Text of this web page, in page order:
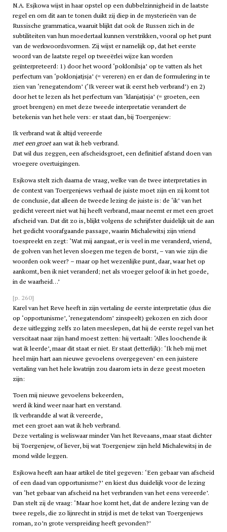
N.A. Esjkowa wijst in haar opstel op een dubbelzinnigheid in de laatste
regel en om dit aan te tonen duikt zij diep in de mysterieën van de
Russische grammatica, waaruit blijkt dat ook de Russen zich in de
subtiliteiten van hun moedertaal kunnen verstrikken, vooral op het punt
van de werkwoordsvormen. Zij wijst er namelijk op, dat het eerste
woord van de laatste regel op tweeërlei wijze kan worden
geïnterpreteerd: 1) door het woord ‘poklonilsja’ op te vatten als het
perfectum van ‘poklonjatjsja’ (= vereren) en er dan de formulering in te
zien van ‘renegatendom’ (‘Ik vereer wat ik eerst heb verbrand’) en 2)
door het te lezen als het perfectum van ‘klanjatjsja’ (= groeten, een
groet brengen) en met deze tweede interpretatie verandert de
betekenis van het hele vers: er staat dan, bij Toergenjew:
Ik verbrand wat ik altijd vereerde
met een groetaan wat ik heb verbrand.
Dat wil dus zeggen, een afscheidsgroet, een definitief afstand doen van
vroegere overtuigingen.
Esjkowa stelt zich daarna de vraag, welke van de twee interpretaties in
de context van Toergenjews verhaal de juiste moet zijn en zij komt tot
de conclusie, dat alleen de tweede lezing de juiste is: de ‘ik’ van het
gedicht vereert niet wat hij heeft verbrand, maar neemt er met een groet
afscheid van. Dat dit zo is, blijkt volgens de schrijfster duidelijk uit de aan
het gedicht voorafgaande passage, waarin Michalewitsj zijn vriend
toespreekt en zegt: ‘Wat mij aangaat, er is veel in me veranderd, vriend,
de golven van het leven sloegen me tegen de borst, – van wie zijn die
woorden ook weer? – maar op het wezenlijke punt, daar, waar het op
aankomt, ben ik niet veranderd; net als vroeger geloof ik in het goede,
in de waarheid…’
[p. 260]
Karel van het Reve heeft in zijn vertaling de eerste interpretatie (dus die
op ‘opportunisme’, ‘renegatendom’ zinspeelt) gekozen en zich door
deze uitlegging zelfs zo laten meeslepen, dat hij de eerste regel van het
verscitaat naar zijn hand moest zetten: hij vertaalt: ‘Alles loochende ik
wat ik leerde’, maar dit staat er niet. Er staat (letterlijk): ‘Ik heb mij met
heel mijn hart aan nieuwe gevoelens overgegeven’ en een juistere
vertaling van het hele kwatrijn zou daarom iets in deze geest moeten
zijn:
Toen mij nieuwe gevoelens bekeerden,
werd ik kind weer naar hart en verstand.
Ik verbrandde al wat ik vereerde,
met een groet aan wat ik heb verbrand.
Deze vertaling is weliswaar minder Van het Reveaans, maar staat dichter
bij Toergenjew, of liever, bij wat Toergenjew zijn held Michalewitsj in de
mond wilde leggen.
Esjkowa heeft aan haar artikel de titel gegeven: ‘Een gebaar van afscheid
of een daad van opportunisme?’ en kiest dus duidelijk voor de lezing
van ‘het gebaar van afscheid na het verbranden van het eens vereerde’.
Dan stelt zij de vraag: ‘Maar hoe komt het, dat de andere lezing van de
twee regels, die zo lijnrecht in strijd is met de tekst van Toergenjews
roman, zo’n grote verspreiding heeft gevonden?’